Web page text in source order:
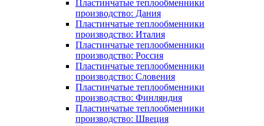
Пластинчатые теплообменники
производство: Дания
Пластинчатые теплообменники
производство: Италия
Пластинчатые теплообменники
производство: Россия
Пластинчатые теплообменники
производство: Словения
Пластинчатые теплообменники
производство: Финляндия
Пластинчатые теплообменники
производство: Швеция